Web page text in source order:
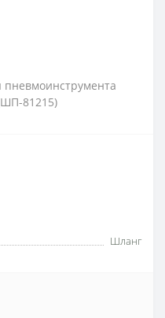
81215)
Шланг